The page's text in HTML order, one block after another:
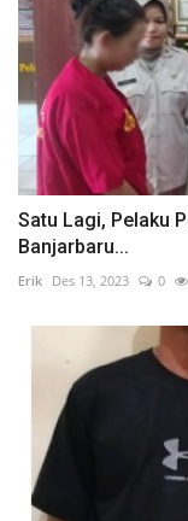
Satu Lagi, Pelaku
Banjarbaru...
Erik Des 13, 2023 0